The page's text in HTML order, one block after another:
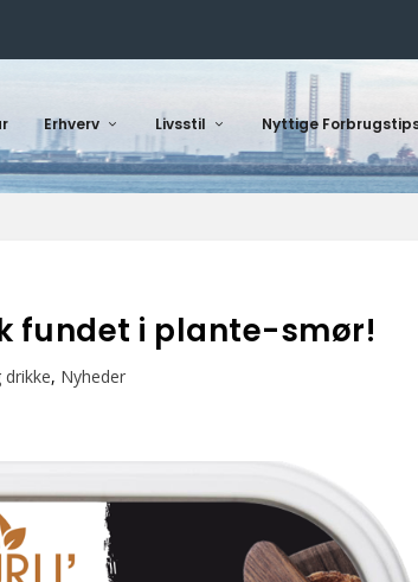
Erhverv Livsstil Nyttige
fundet i plante-smør!
drikke, Nyheder